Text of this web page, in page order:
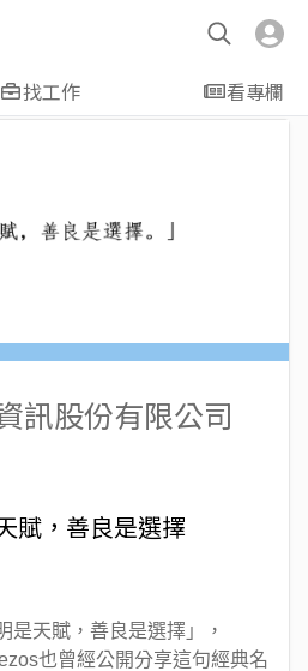
找工作 看專欄
訊股份有限公司
賦，善良是選擇
是天賦，善良是選擇」，
也曾經公開分享這句經典名